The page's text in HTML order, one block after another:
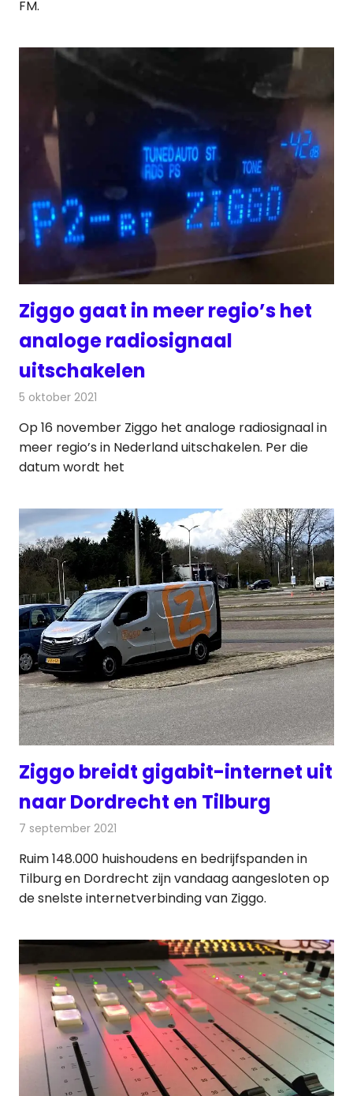
FM.
Ziggo gaat in meer regio’s het
analoge radiosignaal
uitschakelen
5 oktober 2021
Op 16 november Ziggo het analoge radiosignaal in
meer regio’s in Nederland uitschakelen. Per die
datum wordt het
Ziggo breidt gigabit-internet uit
naar Dordrecht en Tilburg
7 september 2021
Ruim 148.000 huishoudens en bedrijfspanden in
Tilburg en Dordrecht zijn vandaag aangesloten op
de snelste internetverbinding van Ziggo.